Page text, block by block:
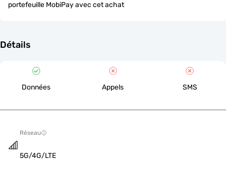
portefeuille MobiPay avec cet achat
Détails
Données Appels SMS
Réseau
5G/4G/LTE